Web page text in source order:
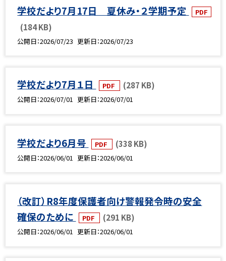
学校だより7月17日 夏休み・２学期予定 PDF
(184 KB)
公開日 2026/07/23 更新日 2026/07/23
学校だより7月１日 PDF (287 KB)
公開日 2026/07/01 更新日 2026/07/01
学校だより6月号 PDF (338 KB)
公開日 2026/06/01 更新日 2026/06/01
（改訂）R8年度保護者向け警報発令時の安全
確保のために
PDF (291 KB)
公開日 2026/06/01 更新日 2026/06/01